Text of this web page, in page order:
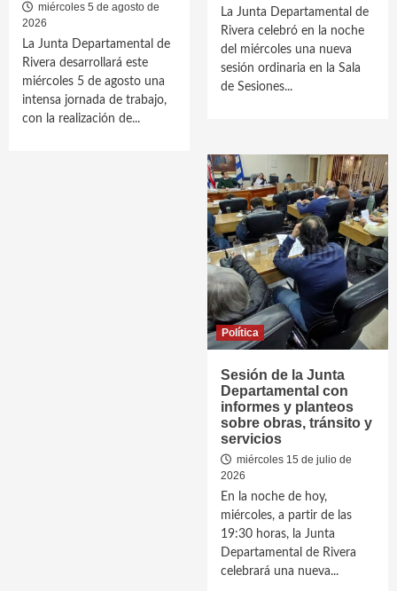
miércoles 5 de agosto de
2026
La Junta Departamental de
Rivera desarrollará este
miércoles 5 de agosto una
intensa jornada de trabajo,
con la realización de...
La Junta Departamental de
Rivera celebró en la noche
del miércoles una nueva
sesión ordinaria en la Sala
de Sesiones...
Política
Sesión de la Junta
Departamental con
informes y planteos
sobre obras, tránsito y
servicios
miércoles 15 de julio de
2026
En la noche de hoy,
miércoles, a partir de las
19:30 horas, la Junta
Departamental de Rivera
celebrará una nueva...